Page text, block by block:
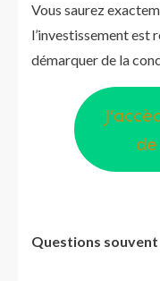
Vous saurez
l’investissement est
démarquer de la
Questions